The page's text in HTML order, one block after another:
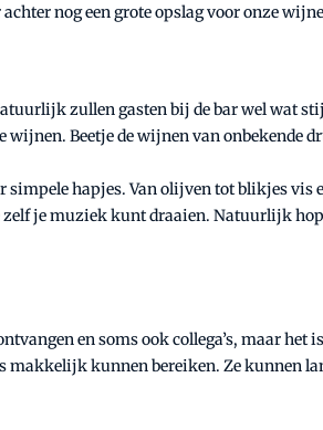
nog een grote opslag voor onze
zullen gasten bij de bar wel wat
Beetje de wijnen van onbekende
hapjes. Van olijven tot blikjes vis
je muziek kunt draaien. Natuurlijk
en soms ook collega’s, maar
kunnen bereiken. Ze kunnen